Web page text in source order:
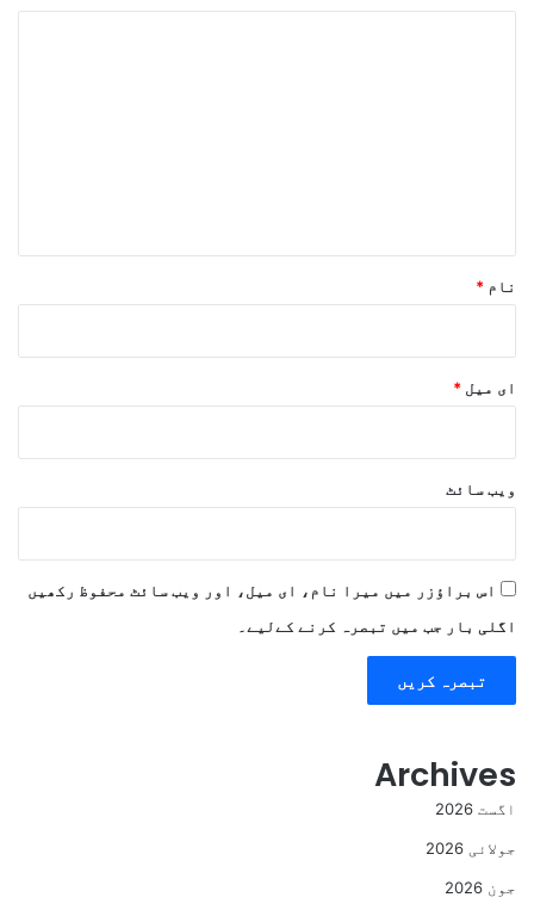
نام *
ای میل *
ویب‌ سائٹ
اس براؤزر میں میرا نام، ای میل، اور ویب سائٹ محفوظ رکھیں
اگلی بار جب میں تبصرہ کرنے کےلیے۔
Archives
اگست 2026
جولائی 2026
جون 2026